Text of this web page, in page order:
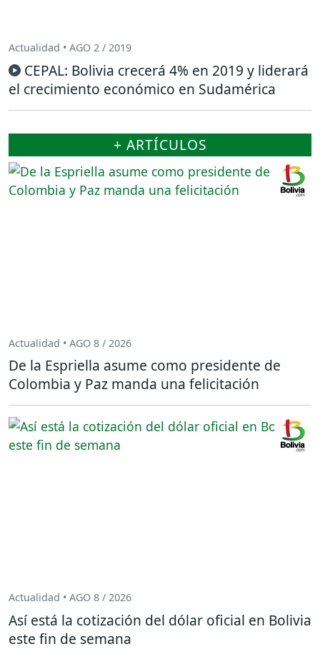
Actualidad • AGO 2 / 2019
CEPAL: Bolivia crecerá 4% en 2019 y liderará
el crecimiento económico en Sudamérica
+ ARTÍCULOS
Actualidad • AGO 8 / 2026
De la Espriella asume como presidente de
Colombia y Paz manda una felicitación
Actualidad • AGO 8 / 2026
Así está la cotización del dólar oficial en Bolivia
este fin de semana